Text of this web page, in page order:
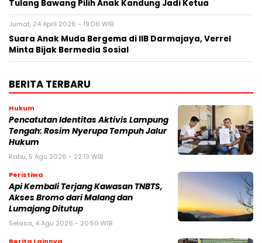
Tulang Bawang Pilih Anak Kandung Jadi Ketua
Jumat, 24 April 2026 - 19:06 WIB
Suara Anak Muda Bergema di IIB Darmajaya, Verrel
Minta Bijak Bermedia Sosial
BERITA TERBARU
Hukum
Pencatutan Identitas Aktivis Lampung
Tengah: Rosim Nyerupa Tempuh Jalur
Hukum
Rabu, 5 Agu 2026 - 22:13 WIB
Peristiwa
Api Kembali Terjang Kawasan TNBTS,
Akses Bromo dari Malang dan
Lumajang Ditutup
Selasa, 4 Agu 2026 - 20:50 WIB